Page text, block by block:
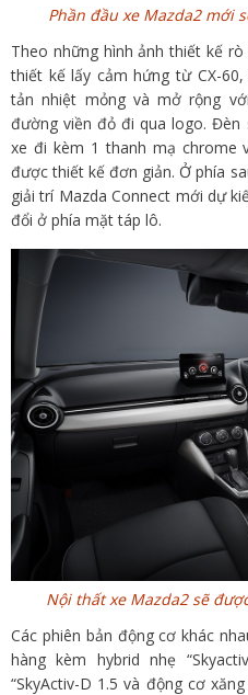
Phần đầu xe Mazda2 mới
Theo những hình ảnh thiết kế
thiết kế lấy cảm hứng từ CX-
tản nhiệt mỏng và mở rộng
đường viền đỏ đi qua logo.
xe đi kèm 1 thanh mạ chrome
được thiết kế đơn giản. Ở phía
giải trí Mazda Connect mới dự
đổi ở phía mặt táp lô.
Nội thất xe Mazda2 sẽ
Các phiên bản động cơ khác
hàng kèm hybrid nhẹ
“SkyActiv-D 1.5 và động cơ